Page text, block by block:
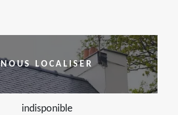
NOUS LOCALISER
indisponible